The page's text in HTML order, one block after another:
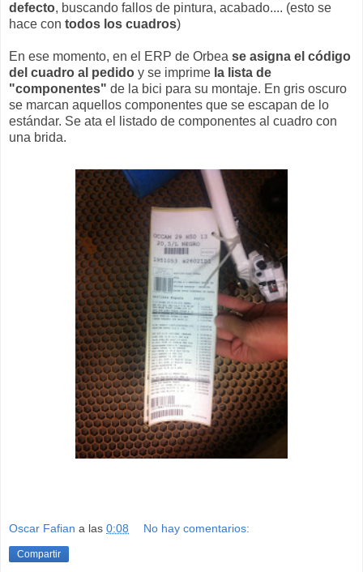
defecto, buscando fallos de pintura, acabado.... (esto se
hace con todos los cuadros)
En ese momento, en el ERP de Orbea se asigna el código
del cuadro al pedido y se imprime la lista de
"componentes" de la bici para su montaje. En gris oscuro
se marcan aquellos componentes que se escapan de lo
estándar. Se ata el listado de componentes al cuadro con
una brida.
Oscar Fafian a las 0:08 No hay comentarios:
Compartir